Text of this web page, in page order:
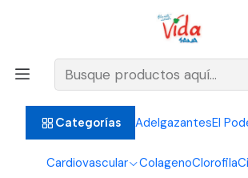
Categorías AdelgazantesEl
Cardiovascular ColagenoClorofila
BIENVENIDOS ALIMENTOS
Centella Asiatica 400 mg Natural